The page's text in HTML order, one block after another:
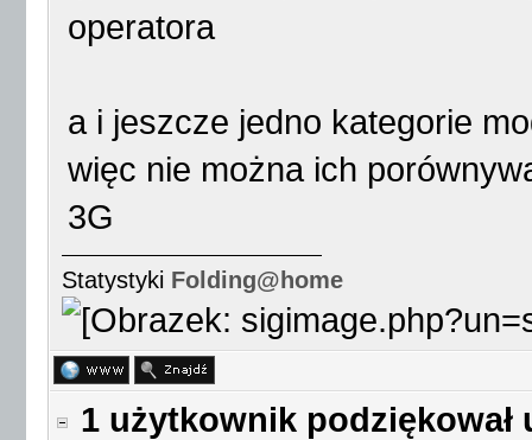
operatora
a i jeszcze jedno kategorie
więc nie można ich
3G
Statystyki Folding@home
1 użytkownik